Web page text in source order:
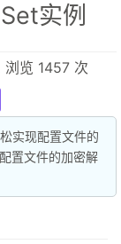
实例
览 1457 次
实现配置文件的
置文件的加密解